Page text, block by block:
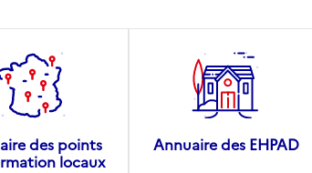
des points
locaux
Annuaire des EHPAD